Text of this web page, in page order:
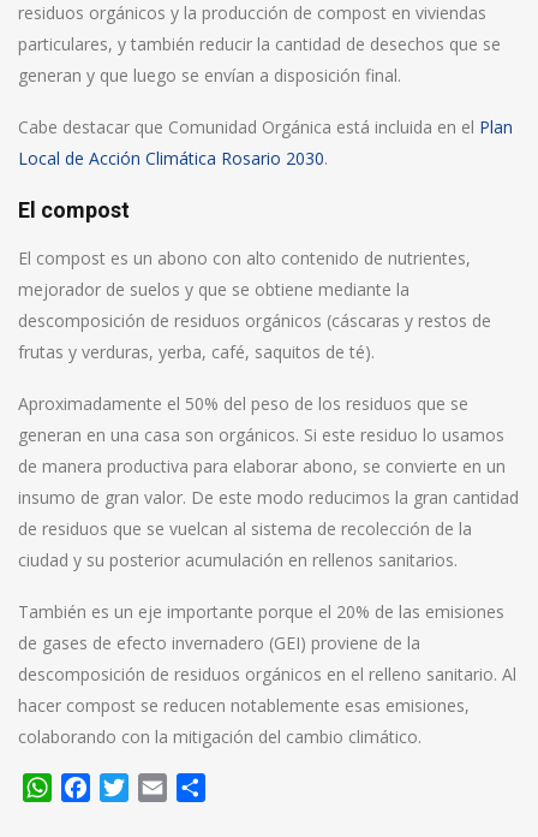
residuos orgánicos y la producción de compost en viviendas
particulares, y también reducir la cantidad de desechos que se
generan y que luego se envían a disposición final.
Cabe destacar que Comunidad Orgánica está incluida en el Plan
Local de Acción Climática Rosario 2030.
El compost
El compost es un abono con alto contenido de nutrientes,
mejorador de suelos y que se obtiene mediante la
descomposición de residuos orgánicos (cáscaras y restos de
frutas y verduras, yerba, café, saquitos de té).
Aproximadamente el 50% del peso de los residuos que se
generan en una casa son orgánicos. Si este residuo lo usamos
de manera productiva para elaborar abono, se convierte en un
insumo de gran valor. De este modo reducimos la gran cantidad
de residuos que se vuelcan al sistema de recolección de la
ciudad y su posterior acumulación en rellenos sanitarios.
También es un eje importante porque el 20% de las emisiones
de gases de efecto invernadero (GEI) proviene de la
descomposición de residuos orgánicos en el relleno sanitario. Al
hacer compost se reducen notablemente esas emisiones,
colaborando con la mitigación del cambio climático.
WhatsApp
FacebookTwitter
Email